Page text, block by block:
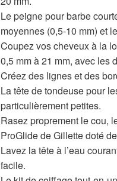
Le peigne pour barbe
moyennes (0,5-10 mm) et
Coupez vos cheveux à la
0,5 mm à 21 mm, avec les
Créez des lignes et des
La tête de tondeuse pour
particulièrement petites.
Rasez proprement le cou,
ProGlide de Gillette doté
Lavez la tête à l’eau
facile.